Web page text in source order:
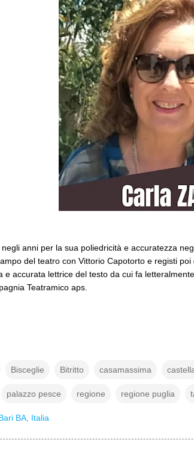
anni per la sua poliedricità e accuratezza
del teatro con Vittorio Capotorto e registi
e accurata lettrice del testo da cui fa
Teatramico aps.
Bisceglie Bitritto casamassima
palazzo pesce regione regione puglia
BA, Italia